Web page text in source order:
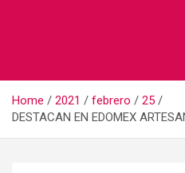
Home 2021 febrero
25
DESTACAN EN EDOMEX